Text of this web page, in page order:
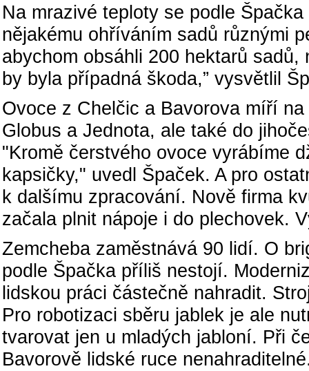
Na mrazivé teploty se podle
nějakému ohříváním sadů různými
abychom obsáhli 200 hektarů
by byla případná škoda,” vysvětlil
Ovoce z Chelčic a Bavorova míří
Globus a Jednota, ale také do
"Kromě čerstvého ovoce vyrábíme
kapsičky," uvedl Špaček. A pro
k dalšímu zpracování. Nově firma
začala plnit nápoje i do plechovek.
Zemcheba zaměstnává 90 lidí. O
podle Špačka příliš nestojí.
lidskou práci částečně nahradit.
Pro robotizaci sběru jablek je ale
tvarovat jen u mladých jabloní. Při
Bavorově lidské ruce